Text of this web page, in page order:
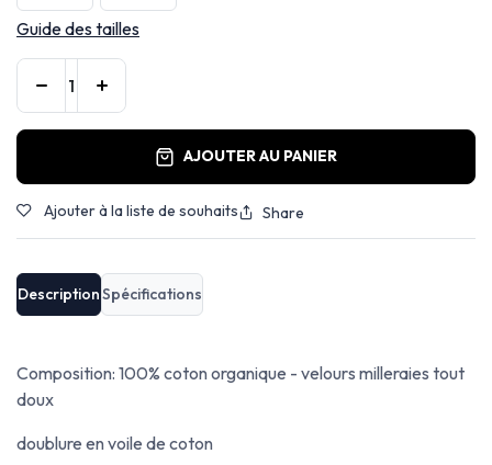
Guide des tailles
AJOUTER AU PANIER
Ajouter à la liste de souhaits Share
DescriptionSpécifications
Composition: 100% coton organique - velours milleraies tout
doux
doublure en voile de coton